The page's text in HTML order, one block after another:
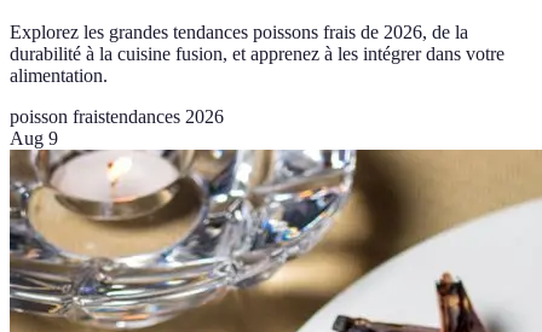
Explorez les grandes tendances poissons frais de 2026, de la
durabilité à la cuisine fusion, et apprenez à les intégrer dans votre
alimentation.
poisson fraistendances 2026
Aug 9